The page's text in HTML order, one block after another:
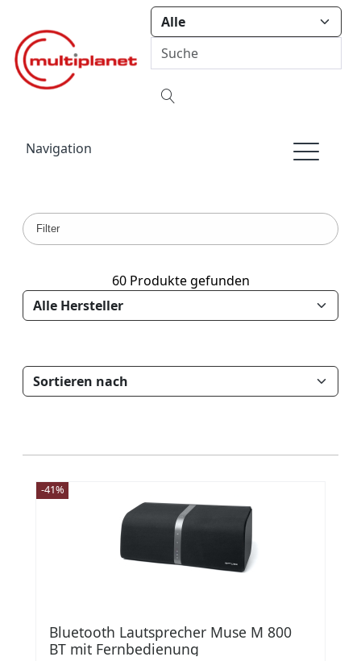
Navigation
Filter
60 Produkte gefunden
-41%
Bluetooth Lautsprecher Muse M 800
BT mit Fernbedienung